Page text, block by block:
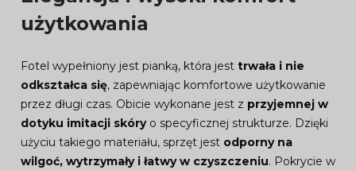
użytkowania
Fotel wypełniony jest pianką, która jest trwała i nie
odkształca się, zapewniając komfortowe użytkowanie
przez długi czas. Obicie wykonane jest z przyjemnej w
dotyku imitacji skóryo specyficznej strukturze. Dzięki
użyciu takiego materiału, sprzęt jest odporny na
wilgoć, wytrzymały i łatwy w czyszczeniu. Pokrycie w